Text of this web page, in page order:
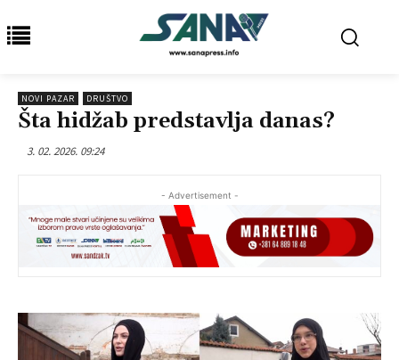
NOVI PAZAR DRUŠTVO
Šta hidžab predstavlja danas?
3. 02. 2026. 09:24
- Advertisement -